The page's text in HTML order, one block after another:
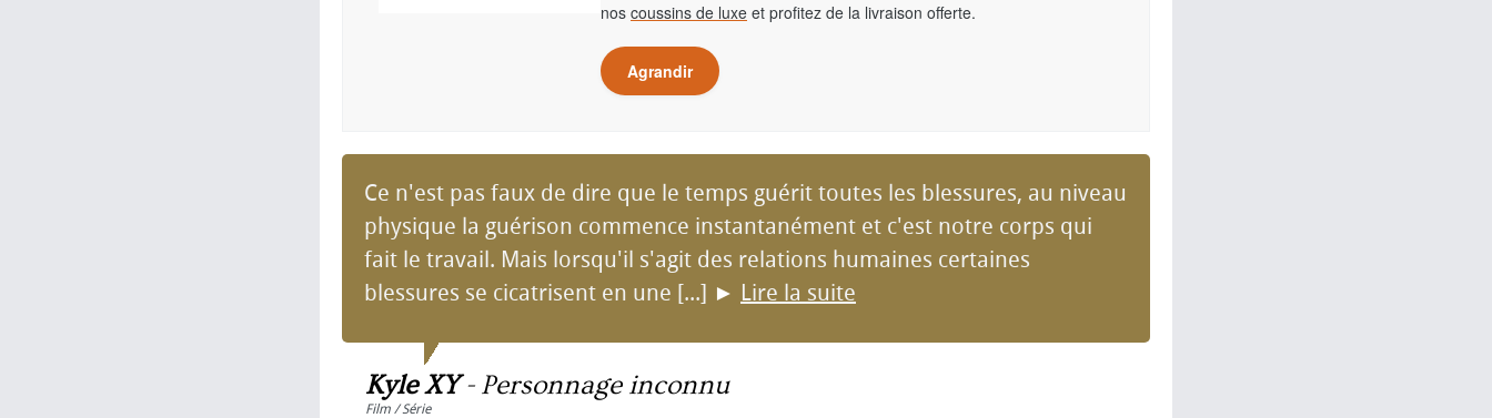
nos coussins de luxe et profitez de la livraison offerte.
Agrandir
Ce n'est pas faux de dire que le temps guérit toutes les blessures, au niveau
physique la guérison commence instantanément et c'est notre corps qui
fait le travail. Mais lorsqu'il s'agit des relations humaines certaines
blessures se cicatrisent en une [...] ► Lire la suite
Kyle XY- Personnage inconnu
Film / Série